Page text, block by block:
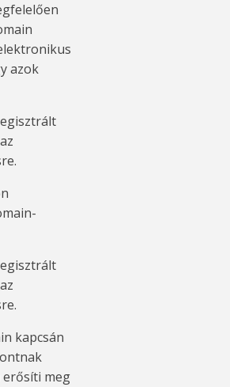
azok
kapcsán
erősíti meg